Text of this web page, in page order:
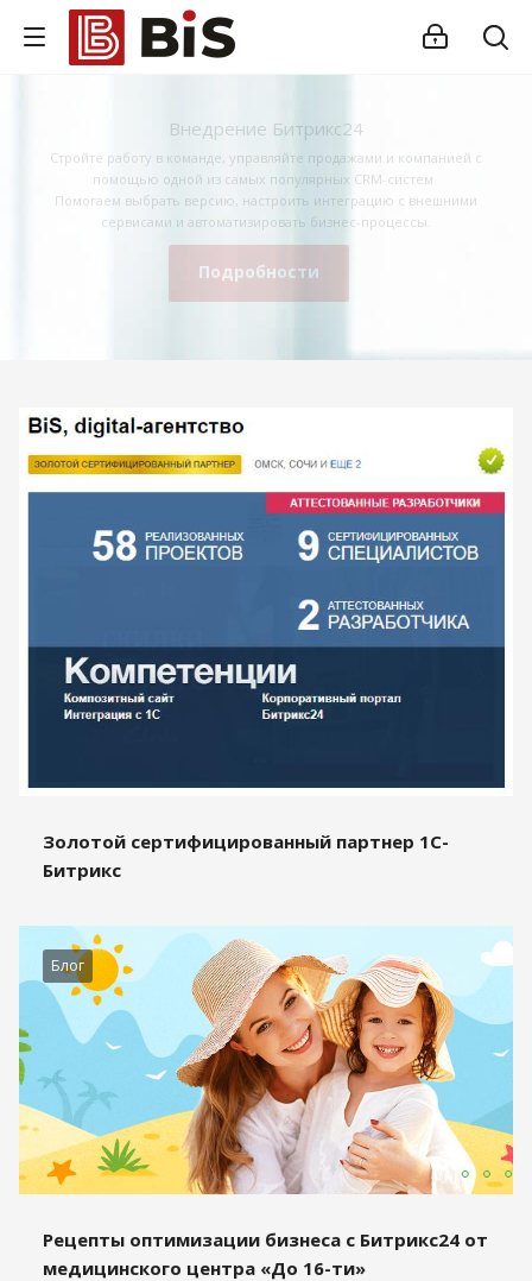
Внедрение Битрикс24
Стройте работу в команде, управляйте продажами и компанией с
помощью одной из самых популярных CRM-систем.
Помогаем выбрать версию, настроить интеграцию с внешними
сервисами и автоматизировать бизнес-процессы.
Подробности
Золотой сертифицированный партнер 1С-
Битрикс
Блог
Рецепты оптимизации бизнеса с Битрикс24 от
медицинского центра «До 16-ти»